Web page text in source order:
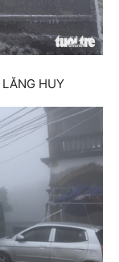
HUY